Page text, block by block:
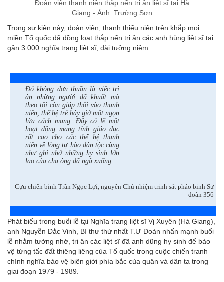
Đoàn viên thanh niên thắp nến tri ân liệt sĩ tại Hà
Giang - Ảnh: Trường Sơn
Trong sự kiện này, đoàn viên, thanh thiếu niên trên khắp mọi
miền Tổ quốc đã đồng loạt thắp nến tri ân các anh hùng liệt sĩ tại
gần 3.000 nghĩa trang liệt sĩ, đài tưởng niệm.
Đó không đơn thuần là việc tri
ân những người đã khuất mà
theo tôi còn giúp thổi vào thanh
niên, thế hệ trẻ bây giờ một ngọn
lửa cách mạng. Đây có lẽ một
hoạt động mang tính giáo dục
rất cao cho các thế hệ thanh
niên về lòng tự hào dân tộc cũng
như ghi nhớ những hy sinh lớn
lao của cha ông đã ngã xuống
Cựu chiến binh Trần Ngọc Lợi, nguyên Chủ nhiệm trinh sát pháo binh Sư
đoàn 356
Phát biểu trong buổi lễ tại Nghĩa trang liệt sĩ Vị Xuyên (Hà Giang),
anh Nguyễn Đắc Vinh, Bí thư thứ nhất T.Ư Đoàn nhấn mạnh buổi
lễ nhằm tưởng nhớ, tri ân các liệt sĩ đã anh dũng hy sinh để bảo
vệ từng tấc đất thiêng liêng của Tổ quốc trong cuộc chiến tranh
chính nghĩa bảo vệ biên giới phía bắc của quân và dân ta trong
giai đoạn 1979 - 1989.